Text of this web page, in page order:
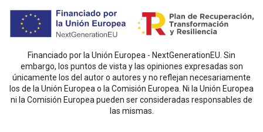
Financiado por la Unión Europea - NextGenerationEU. Sin
embargo, los puntos de vista y las opiniones expresadas son
únicamente los del autor o autores y no reflejan necesariamente
los de la Unión Europea o la Comisión Europea. Ni la Unión Europea
ni la Comisión Europea pueden ser consideradas responsables de
las mismas.